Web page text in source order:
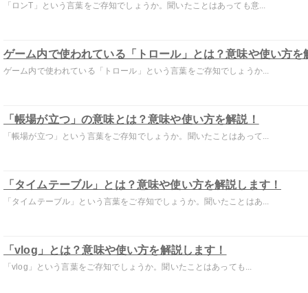
「ロンT」という言葉をご存知でしょうか。聞いたことはあっても意...
ゲーム内で使われている「トロール」とは？意味や使い方を
ゲーム内で使われている「トロール」という言葉をご存知でしょうか...
「帳場が立つ」の意味とは？意味や使い方を解説！
「帳場が立つ」という言葉をご存知でしょうか。聞いたことはあって...
「タイムテーブル」とは？意味や使い方を解説します！
「タイムテーブル」という言葉をご存知でしょうか。聞いたことはあ...
「vlog」とは？意味や使い方を解説します！
「vlog」という言葉をご存知でしょうか。聞いたことはあっても...